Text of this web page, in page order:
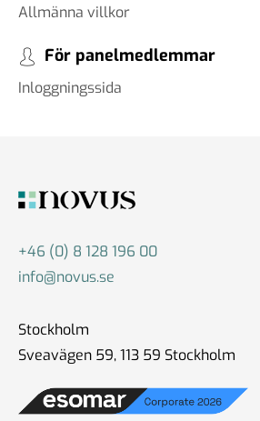
Allmänna villkor
För panelmedlemmar
Inloggningssida
+46 (0) 8 128 196 00
info@novus.se
Stockholm
Sveavägen 59, 113 59 Stockholm